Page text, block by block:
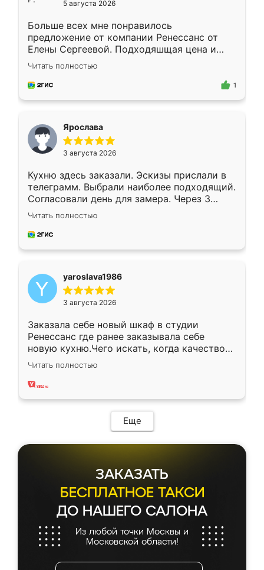
5 августа 2026
Больше всех мне понравилось
предложение от компании Ренессанс от
Елены Сергеевой. Подходяшщая цена и
короткие сроки изготовления. Приехавший
для замера сотрудник Владислав
предложил по моему эскизу самый
Читать полностью
1
Ярослава
3 августа 2026
Кухню здесь заказали. Эскизы прислали в
телеграмм. Выбрали наиболее подходящий.
Согласовали день для замера. Через 3
недели кухня была уже готова. Остались
довольны работой. Спасибо Ренессанс
мебель за качественную работу!
Читать полностью
yaroslava1986
3 августа 2026
Заказала себе новый шкаф в студии
Ренессанс где ранее заказывала себе
новую кухню.Чего искать, когда качеством
вполне довольна. Служит кухня уже почти
два года, нареканий нет.
Читать полностью
Еще
ЗАКАЗАТЬ
БЕСПЛАТНОЕ ТАКСИ
ДО НАШЕГО САЛОНА
Из любой точки Москвы и
Московской области!